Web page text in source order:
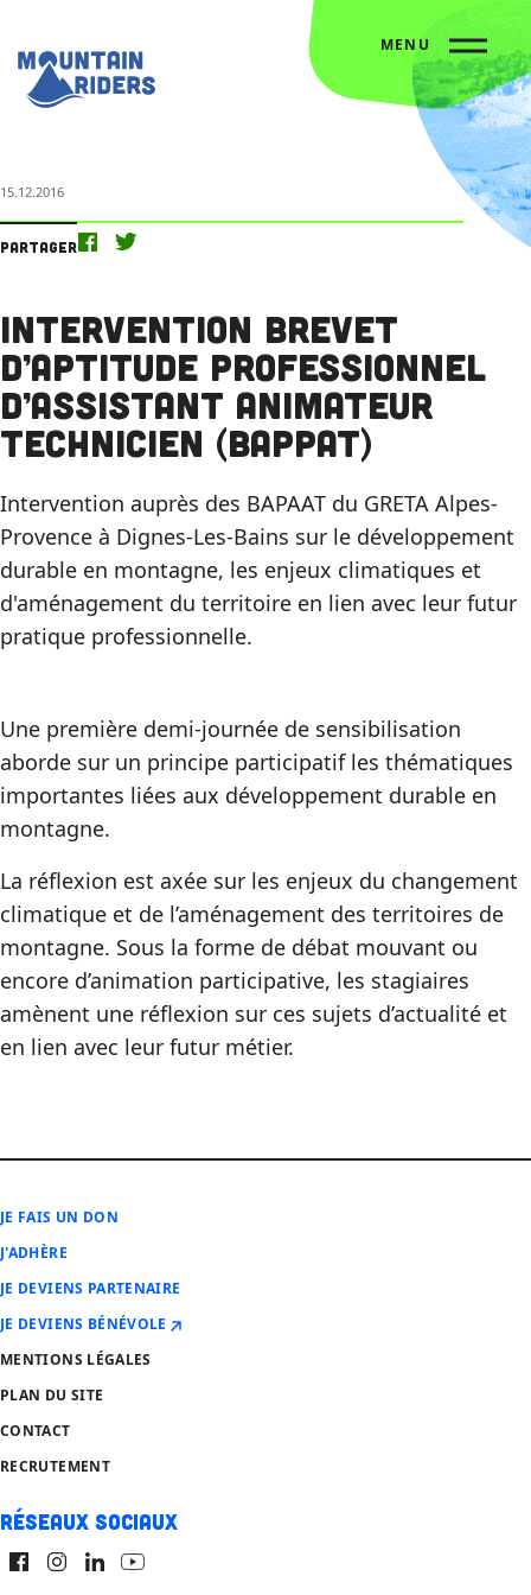
MENU
15.12.2016
Partager
Intervention Brevet
d’Aptitude Professionnel
d’Assistant Animateur
Technicien (BAPPAT)
Intervention auprès des BAPAAT du GRETA Alpes-
Provence à Dignes-Les-Bains sur le développement
durable en montagne, les enjeux climatiques et
d'aménagement du territoire en lien avec leur futur
pratique professionnelle.
Une première demi-journée de sensibilisation
aborde sur un principe participatif les thématiques
importantes liées aux développement durable en
montagne.
La réflexion est axée sur les enjeux du changement
climatique et de l’aménagement des territoires de
montagne. Sous la forme de débat mouvant ou
encore d’animation participative, les stagiaires
amènent une réflexion sur ces sujets d’actualité et
en lien avec leur futur métier.
JE FAIS UN DON
J'ADHÈRE
JE DEVIENS PARTENAIRE
JE DEVIENS BÉNÉVOLE
MENTIONS LÉGALES
PLAN DU SITE
CONTACT
RECRUTEMENT
Réseaux sociaux